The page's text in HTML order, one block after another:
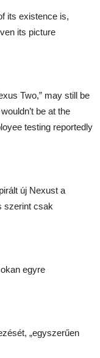
its existence is,
its picture
Two,” may still be
be at the
testing reportedly
új Nexust a
szerint csak
egyre
„egyszerűen